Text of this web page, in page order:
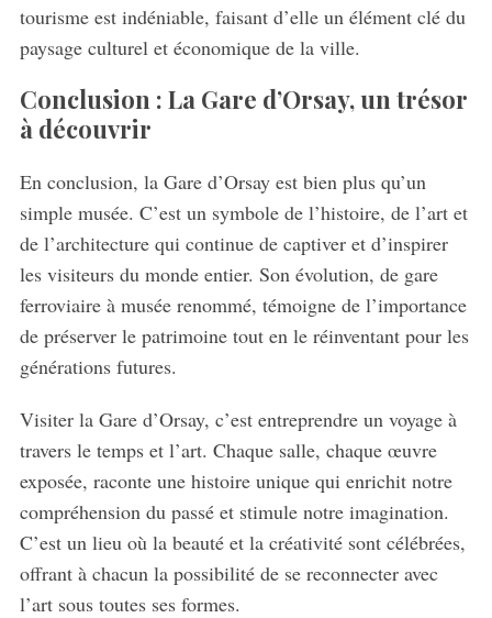
tourisme est indéniable, faisant d’elle un élément clé du
paysage culturel et économique de la ville.
Conclusion : La Gare d’Orsay, un trésor
à découvrir
En conclusion, la Gare d’Orsay est bien plus qu’un
simple musée. C’est un symbole de l’histoire, de l’art et
de l’architecture qui continue de captiver et d’inspirer
les visiteurs du monde entier. Son évolution, de gare
ferroviaire à musée renommé, témoigne de l’importance
de préserver le patrimoine tout en le réinventant pour les
générations futures.
Visiter la Gare d’Orsay, c’est entreprendre un voyage à
travers le temps et l’art. Chaque salle, chaque œuvre
exposée, raconte une histoire unique qui enrichit notre
compréhension du passé et stimule notre imagination.
C’est un lieu où la beauté et la créativité sont célébrées,
offrant à chacun la possibilité de se reconnecter avec
l’art sous toutes ses formes.